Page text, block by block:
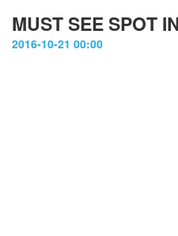
MUST SEE SPOT
2016-10-21 00:00